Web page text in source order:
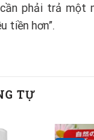
phải trả một
tiền hơn”.
TỰ